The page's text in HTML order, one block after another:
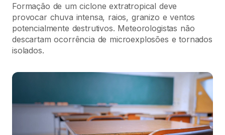
Formação de um ciclone extratropical deve
provocar chuva intensa, raios, granizo e ventos
potencialmente destrutivos. Meteorologistas não
descartam ocorrência de microexplosões e tornados
isolados.